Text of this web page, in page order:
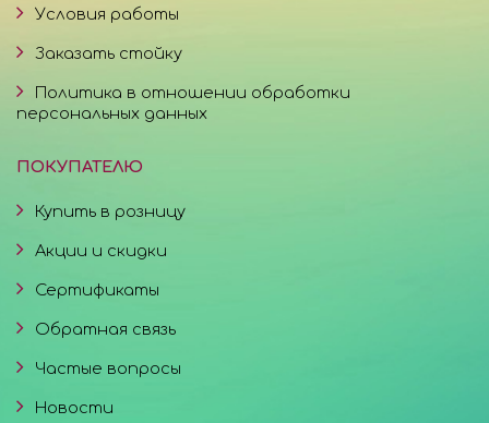
Условия работы
Заказать стойку
Политика в отношении обработки
персональных данных
ПОКУПАТЕЛЮ
Купить в розницу
Акции и скидки
Сертификаты
Обратная связь
Частые вопросы
Новости